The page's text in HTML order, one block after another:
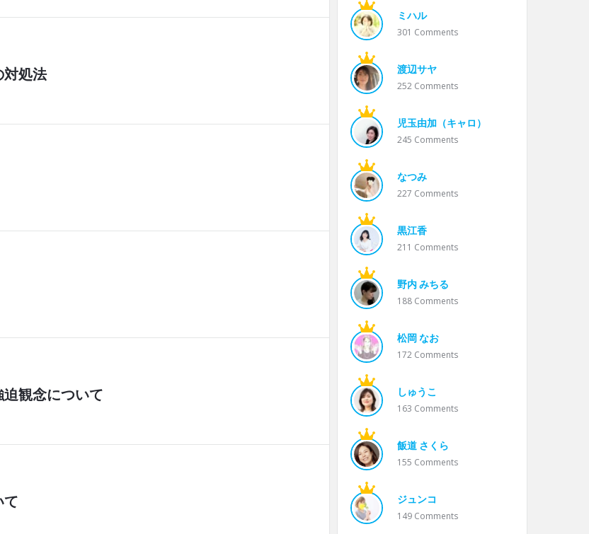
対処法
観念について
て
ミハル
301 Comments
渡辺サヤ
252 Comments
児玉由加（キャロ）
245 Comments
なつみ
227 Comments
黒江香
211 Comments
野内 みちる
188 Comments
松岡 なお
172 Comments
しゅうこ
163 Comments
飯道 さくら
155 Comments
ジュンコ
149 Comments